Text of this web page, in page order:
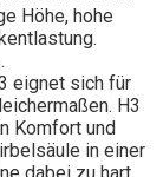
Höhe, hohe
eignet sich für
H3
Komfort und
in einer